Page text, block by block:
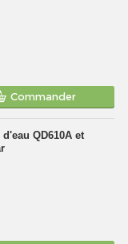
Commander
QD610A et